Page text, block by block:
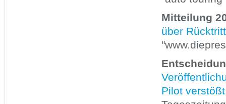
Mitteilung
über
Pilot